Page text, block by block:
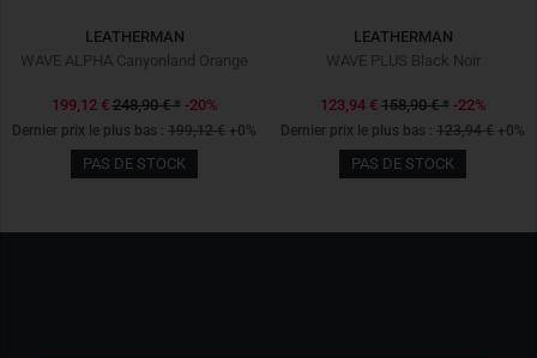
LEATHERMAN
WAVE ALPHA Canyonland Orange
199,12 € 248,90 €* -20%
Dernier prix le plus bas : 199,12 € +0%
PAS DE STOCK
LEATHERMAN
WAVE PLUS Black Noir
123,94 € 158,90 €* -22%
Dernier prix le plus bas : 123,94 € +0%
PAS DE STOCK